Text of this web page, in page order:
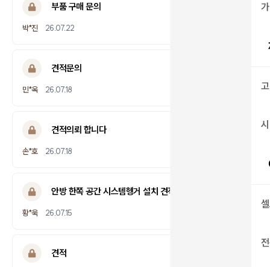
부품 구매 문의
박*진 26.07.22
견적문의
민*옥 26.07.18
견적의뢰 합니다
손*호 26.07.18
안방 한쪽 공간 시스템헹거 설치 견적 문의.
황*욱 26.07.15
견적